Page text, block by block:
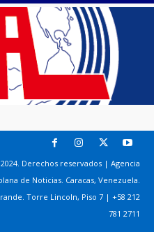
Derechos reservados | Agencia
de Noticias. Caracas, Venezuela.
Torre Lincoln, Piso 7 | +58 212
781 2711